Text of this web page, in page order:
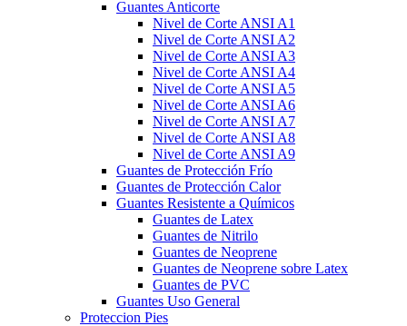
Guantes Anticorte
Nivel de Corte ANSI A1
Nivel de Corte ANSI A2
Nivel de Corte ANSI A3
Nivel de Corte ANSI A4
Nivel de Corte ANSI A5
Nivel de Corte ANSI A6
Nivel de Corte ANSI A7
Nivel de Corte ANSI A8
Nivel de Corte ANSI A9
Guantes de Protección Frío
Guantes de Protección Calor
Guantes Resistente a Químicos
Guantes de Latex
Guantes de Nitrilo
Guantes de Neoprene
Guantes de Neoprene sobre Latex
Guantes de PVC
Guantes Uso General
Proteccion Pies